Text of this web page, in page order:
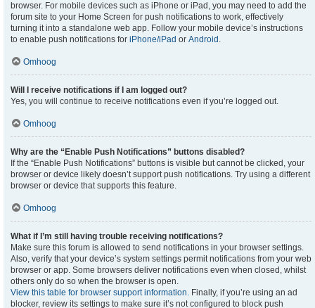
browser. For mobile devices such as iPhone or iPad, you may need to add the
forum site to your Home Screen for push notifications to work, effectively
turning it into a standalone web app. Follow your mobile device’s instructions
to enable push notifications for iPhone/iPad or Android .
Omhoog
Will I receive notifications if I am logged out?
Yes, you will continue to receive notifications even if you’re logged out.
Omhoog
Why are the “Enable Push Notifications” buttons disabled?
If the “Enable Push Notifications” buttons is visible but cannot be clicked, your
browser or device likely doesn’t support push notifications. Try using a different
browser or device that supports this feature.
Omhoog
What if I’m still having trouble receiving notifications?
Make sure this forum is allowed to send notifications in your browser settings.
Also, verify that your device’s system settings permit notifications from your web
browser or app. Some browsers deliver notifications even when closed, whilst
others only do so when the browser is open.
View this table for browser support information. Finally, if you’re using an ad
blocker, review its settings to make sure it’s not configured to block push